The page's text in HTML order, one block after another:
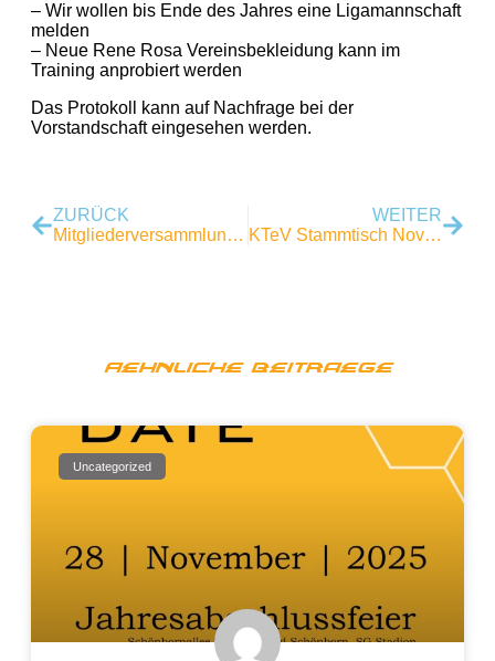
– Wir wollen bis Ende des Jahres eine Ligamannschaft
melden
– Neue Rene Rosa Vereinsbekleidung kann im
Training anprobiert werden
Das Protokoll kann auf Nachfrage bei der
Vorstandschaft eingesehen werden.
ZURÜCK
Mitgliederversammlung 2022
WEITER
KTeV Stammtisch November ’22
Aehnliche Beitraege
Uncategorized